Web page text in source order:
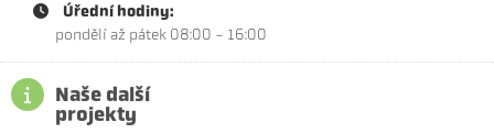
Úřední hodiny:
pondělí až pátek 08:00 - 16:00
Naše další
projekty